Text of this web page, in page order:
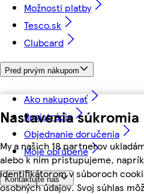
Nastavenia súkromia
My a našich 18 partnerov
alebo k nim pristupujeme,
identifikátorom v súboroch
osobných údajov. Svoj súhlas
Možnosti platby
Tesco.sk
Clubcard
Pred prvým nákupom
Ako nakupovať
Registrácia
Objednanie doručenia
Moje obľúbené
Kontaktujte nás